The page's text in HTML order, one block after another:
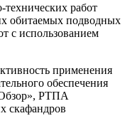
работ
обитаемых подводных
с использованием
применения
обеспечения
РТПА
скафандров